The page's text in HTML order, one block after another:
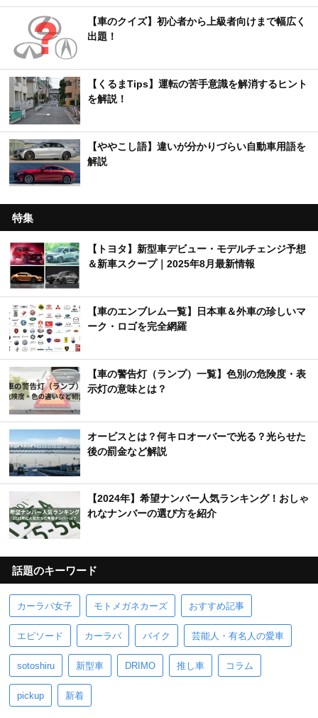
【車のクイズ】初心者から上級者向けまで幅広く
出題！
【くるまTips】運転の苦手意識を解消するヒント
を解説！
【ややこし語】違いが分かりづらい自動車用語を
解説
特集
【トヨタ】新型車デビュー・モデルチェンジ予想
＆新車スクープ｜2025年8月最新情報
【車のエンブレム一覧】日本車＆外車の珍しいマ
ーク・ロゴを完全網羅
【車の警告灯（ランプ）一覧】色別の危険度・表
示灯の意味とは？
オービスとは？何キロオーバーで光る？光らせた
後の罰金など解説
【2024年】希望ナンバー人気ランキング！おしゃ
れなナンバーの選び方を紹介
話題のキーワード
カーラバ女子 モトメガネカーズ おすすめ記事
エピソード カーラバ バイク 芸能人・有名人の愛車
sotoshiru 新型車 DRIMO 推し車 コラム
pickup 新着